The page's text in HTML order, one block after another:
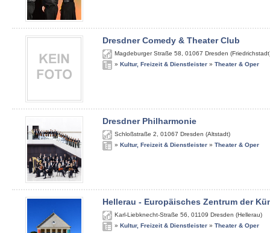
Dresdner Comedy & Theater Club
Magdeburger Straße 58 01067 Dresden
» Kultur, Freizeit & Dienstleister » Theater & Oper
Dresdner Philharmonie
Schloßstraße 2 01067 Dresden (Altstadt)
» Kultur, Freizeit & Dienstleister » Theater & Oper
Hellerau - Europäisches Zentrum der
Karl-Liebknecht-Straße 56 01109 Dresden (Hellerau)
» Kultur, Freizeit & Dienstleister » Theater & Oper